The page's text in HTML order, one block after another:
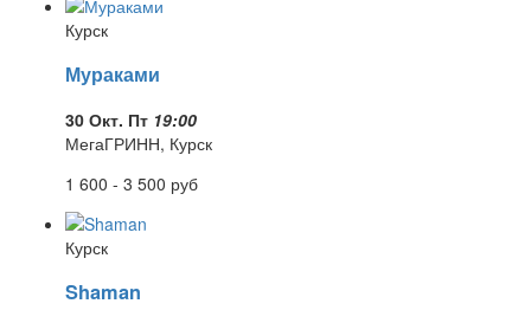
Курск
Мураками
30 Окт. Пт 19:00
МегаГРИНН, Курск
1 600 - 3 500 руб
Курск
Shaman